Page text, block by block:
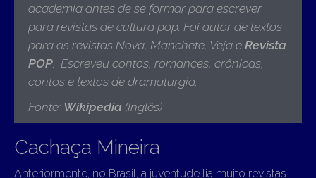
academia antes de se formar para escrever
para revistas de cultura pop. Foi autor de textos
para as revistas Nova, Manchete, Veja e Revista
POP . Escreveu contos, romances, crônicas,
contos e textos de dramaturgia
Fonte: Wikipedia (Inglês)
Cachaça Mineira
Anteriormente, no Brasil, a juventude lia muito revistas